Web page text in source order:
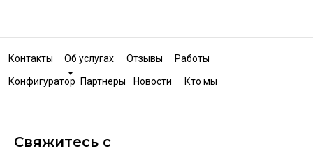
Кто мы
Конфигуратор
Отзывы
Об услугах Работы
Партнеры Новости
Контакты
Свяжитесь с